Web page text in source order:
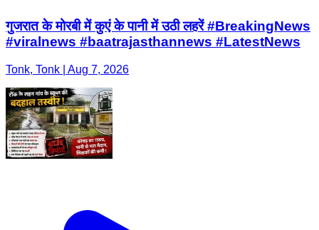
गुजरात के मोरबी में कुएं के पानी में उठी लहरें #BreakingNews
#viralnews #baatrajasthannews #LatestNews
Tonk, Tonk | Aug 7, 2026